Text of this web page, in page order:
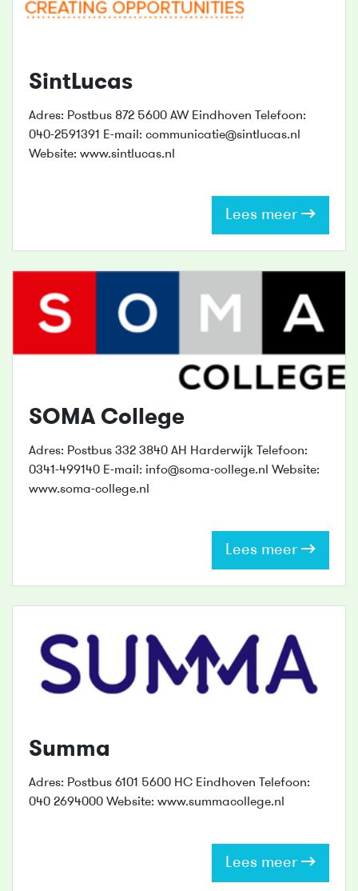
SintLucas
Adres: Postbus 872 5600 AW Eindhoven Telefoon:
040-2591391 E-mail: communicatie@sintlucas.nl
Website: www.sintlucas.nl
Lees meer
SOMA College
Adres: Postbus 332 3840 AH Harderwijk Telefoon:
0341-499140 E-mail: info@soma-college.nl Website:
www.soma-college.nl
Lees meer
Summa
Adres: Postbus 6101 5600 HC Eindhoven Telefoon:
040 2694000 Website: www.summacollege.nl
Lees meer